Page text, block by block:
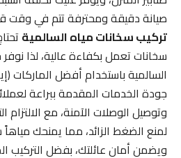
صيانة دقيقة ومحترفة تتم في وقت
تركيب سخانات مياه السالميةتحتاج
سخانات تعمل بكفاءة عالية، لذا نوفر
السالمية باستخدام أفضل الماركات
جودة الخدمات المقدمة ببراعة
وتوصيل الوصلات الآمنة، مع الالتزام
لمنع الضغط الزائد، مما يمنحك مياهاً
ويضمن أمان عائلتك، بفضل التركيب